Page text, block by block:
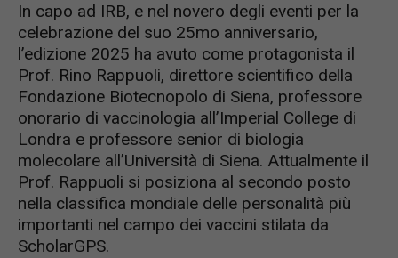
In capo ad IRB, e nel novero degli eventi per la
celebrazione del suo 25mo anniversario,
l’edizione 2025 ha avuto come protagonista il
Prof. Rino Rappuoli, direttore scientifico della
Fondazione Biotecnopolo di Siena, professore
onorario di vaccinologia all’Imperial College di
Londra e professore senior di biologia
molecolare all’Università di Siena. Attualmente il
Prof. Rappuoli si posiziona al secondo posto
nella classifica mondiale delle personalità più
importanti nel campo dei vaccini stilata da
ScholarGPS.